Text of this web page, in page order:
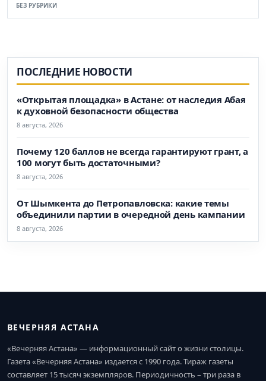
БЕЗ РУБРИКИ
ПОСЛЕДНИЕ НОВОСТИ
«Открытая площадка» в Астане: от наследия Абая
к духовной безопасности общества
8 августа, 2026
Почему 120 баллов не всегда гарантируют грант, а
100 могут быть достаточными?
8 августа, 2026
От Шымкента до Петропавловска: какие темы
объединили партии в очередной день кампании
8 августа, 2026
ВЕЧЕРНЯЯ АСТАНА
«Вечерняя Астана» — информационный сайт о жизни столицы.
Газета «Вечерняя Астана» издается с 1990 года. Тираж газеты
составляет 15 тысяч экземпляров. Периодичность – три раза в